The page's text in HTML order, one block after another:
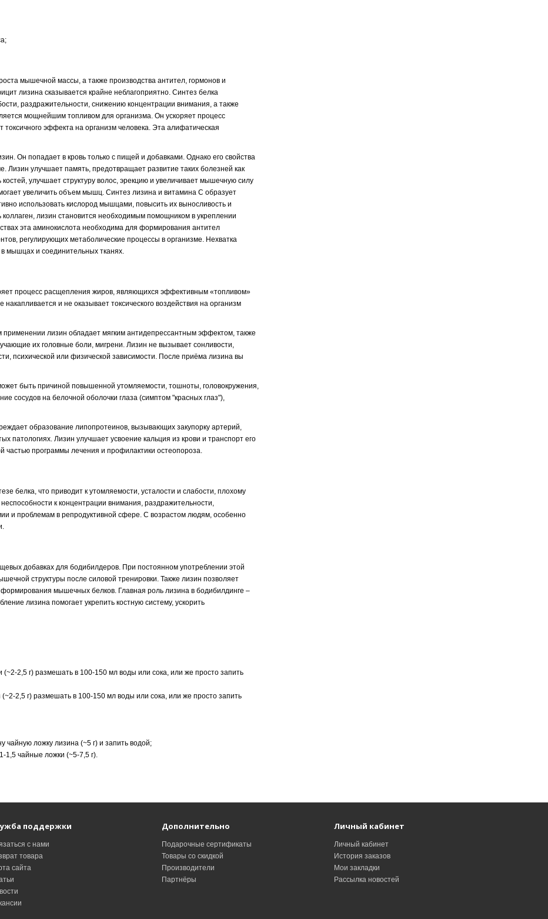
мышечной массы, а также производства антител, гормонов и
лизина сказывается крайне неблагоприятно. Синтез белка
раздражительности, снижению концентрации внимания, а также
мощнейшим топливом для организма. Он ускоряет процесс
эффекта на организм человека. Эта алифатическая
Он попадает в кровь только с пищей и добавками. Однако его свойства
Лизин улучшает память, предотвращает развитие таких болезней как
улучшает структуру волос, эрекцию и увеличивает мышечную силу
увеличить объем мышц. Синтез лизина и витамина С образует
использовать кислород мышцами, повысить их выносливость и
лизин становится необходимым помощником в укреплении
эта аминокислота необходима для формирования антител
регулирующих метаболические процессы в организме. Нехватка
мышцах и соединительных тканях.
процесс расщепления жиров, являющихся эффективным «топливом»
и не оказывает токсического воздействия на организм
лизин обладает мягким антидепрессантным эффектом, также
их головные боли, мигрени. Лизин не вызывает сонливости,
психической или физической зависимости. После приёма лизина вы
быть причиной повышенной утомляемости, тошноты, головокружения,
сосудов на белочной оболочки глаза (симптом "красных глаз"),
образование липопротеинов, вызывающих закупорку артерий,
патологиях. Лизин улучшает усвоение кальция из крови и транспорт его
частью программы лечения и профилактики остеопороза.
белка, что приводит к утомляемости, усталости и слабости, плохому
к концентрации внимания, раздражительности,
и проблемам в репродуктивной сфере. С возрастом людям, особенно
добавках для бодибилдеров. При постоянном употреблении этой
структуры после силовой тренировки. Также лизин позволяет
мышечных белков. Главная роль лизина в бодибилдинге –
лизина помогает укрепить костную систему, ускорить
2,5 г) размешать в 100-150 мл воды или сока, или же просто запить
2,5 г) размешать в 100-150 мл воды или сока, или же просто запить
чайную ложку лизина (~5 г) и запить водой;
1,5 чайные ложки (~5-7,5 г).
поддержки
с нами
товара
сайта
Дополнительно
Подарочные сертификаты
Товары со скидкой
Производители
Партнёры
Личный кабинет
Личный кабинет
История заказов
Мои закладки
Рассылка новостей